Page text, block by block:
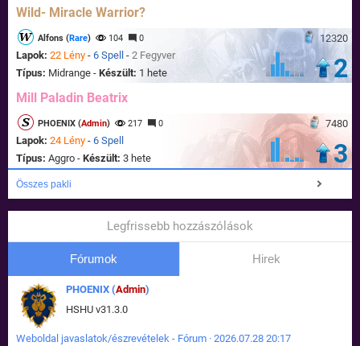
Wild- Miracle Warrior?
12320
Alfons (Rare) 104 0
Lapok: 22 Lény - 6 Spell - 2 Fegyver
Típus: Midrange - Készült: 1 hete 2
Mill Paladin Beatrix
7480
PHOENIX (Admin) 217 0
Lapok: 24 Lény - 6 Spell
Típus: Aggro - Készült: 3 hete 3
Összes pakli
Legfrissebb hozzászólások
Fórumok Hirek
PHOENIX (Admin)
HSHU v31.3.0
Weboldal javaslatok/észrevételek - Fórum · 2026.07.28 20:17